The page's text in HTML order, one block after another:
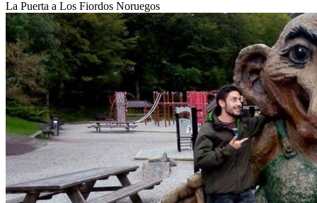
La Puerta a Los Fiordos Noruegos